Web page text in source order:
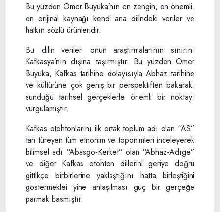
Bu yüzden Ömer Büyüka’nın en zengin, en önemli,
en orijinal kaynağı kendi ana dilindeki veriler ve
halkın sözlü ürünleridir.
Bu dilin verileri onun araştırmalarının sınırını
Kafkasya’nın dışına taşırmıştır. Bu yüzden Ömer
Büyüka, Kafkas tarihine dolayısıyla Abhaz tarihine
ve kültürüne çok geniş bir perspektiften bakarak,
sunduğu tarihsel gerçeklerle önemli bir noktayı
vurgulamıştır.
Kafkas otohtonlarını ilk ortak toplum adı olan ‘‘AS’’
tan türeyen tüm etnonim ve toponimleri inceleyerek
bilimsel adı ‘‘Abasgo-Kerket’’ olan ‘‘Abhaz-Adıge’’
ve diğer Kafkas otohton dillerini geriye doğru
gittikçe birbirlerine yaklaştığını hatta birleştiğini
göstermeklei yine anlaşılması güç bir gerçeğe
parmak basmıştır.